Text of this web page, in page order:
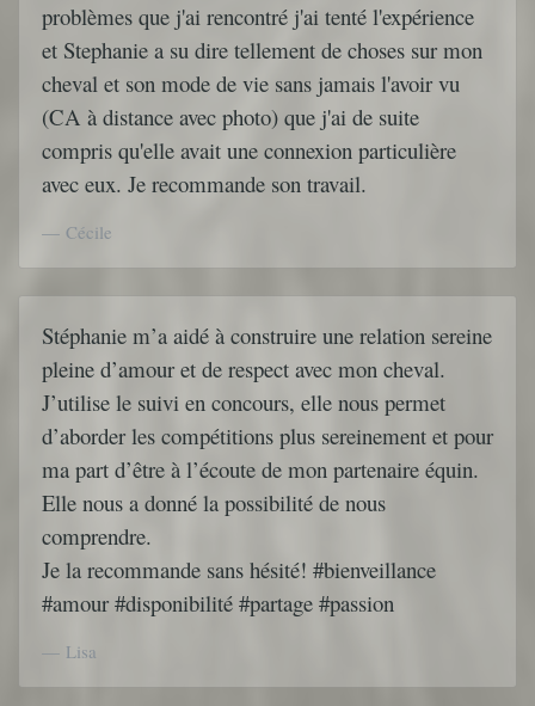
problèmes que j'ai rencontré j'ai tenté l'expérience
et Stephanie a su dire tellement de choses sur mon
cheval et son mode de vie sans jamais l'avoir vu
(CA à distance avec photo) que j'ai de suite
compris qu'elle avait une connexion particulière
avec eux. Je recommande son travail.
Cécile
Stéphanie m’a aidé à construire une relation sereine
pleine d’amour et de respect avec mon cheval.
J’utilise le suivi en concours, elle nous permet
d’aborder les compétitions plus sereinement et pour
ma part d’être à l’écoute de mon partenaire équin.
Elle nous a donné la possibilité de nous
comprendre.
Je la recommande sans hésité! #bienveillance
#amour #disponibilité #partage #passion
Lisa